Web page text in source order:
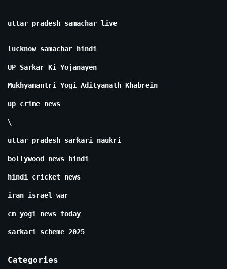
uttar pradesh samachar live
lucknow samachar hindi
UP Sarkar Ki Yojanayen
Mukhyamantri Yogi Adityanath Khabrein
up crime news
\
uttar pradesh sarkari naukri
bollywood news hindi
hindi cricket news
iran israel war
cm yogi news today
sarkari scheme 2025
Categories